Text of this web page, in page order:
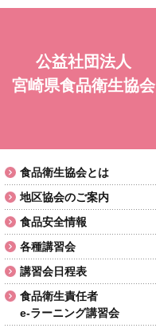
公益社団法人
宮崎県食品衛生協会
食品衛生協会とは
地区協会のご案内
食品安全情報
各種講習会
講習会日程表
食品衛生責任者
e-ラーニング講習会